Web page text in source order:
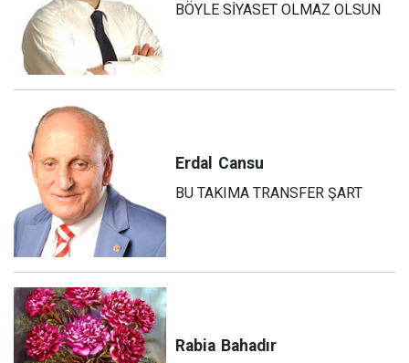
BÖYLE SİYASET OLMAZ OLSUN
Erdal Cansu
BU TAKIMA TRANSFER ŞART
Rabia Bahadır